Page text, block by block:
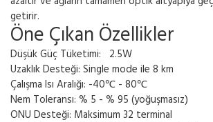
getirir.
Öne Çıkan Özellikler
Düşük Güç Tüketimi: 2.5W
Uzaklık Desteği: Single mode ile 8 km
Çalışma Isı Aralığı: -40℃ - 80℃
Nem Toleransı: % 5 - % 95 (yoğuşmasız)
ONU Desteği: Maksimum 32 terminal